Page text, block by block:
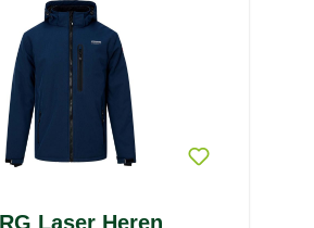
Laser Heren